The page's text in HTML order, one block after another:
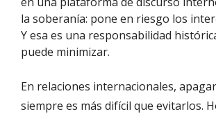
la soberanía: pone en riesgo los
Y esa es una responsabilidad
puede minimizar.
En relaciones internacionales,
siempre es más difícil que evitarlos.